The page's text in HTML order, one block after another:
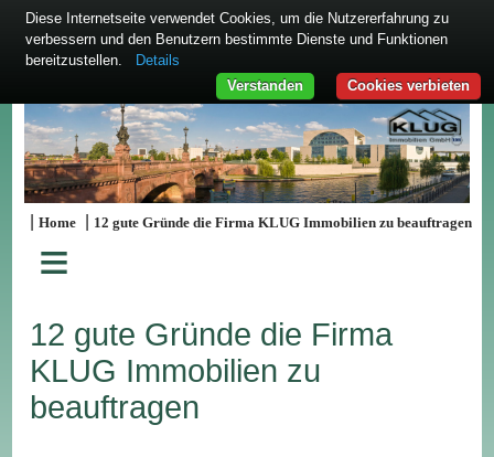
|Home 12 gute Gründe die Firma KLUG Immobilien zu beauftragen
≡
12 gute Gründe die Firma
KLUG Immobilien zu
beauftragen
Diese Internetseite verwendet Cookies, um die Nutzererfahrung zu
verbessern und den Benutzern bestimmte Dienste und Funktionen
bereitzustellen.
Details
Cookies verbieten
Verstanden